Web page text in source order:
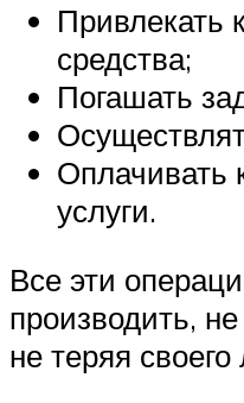
Привлекать
средства;
Погашать
Оплачивать
услуги.
Все эти
производить,
не теряя